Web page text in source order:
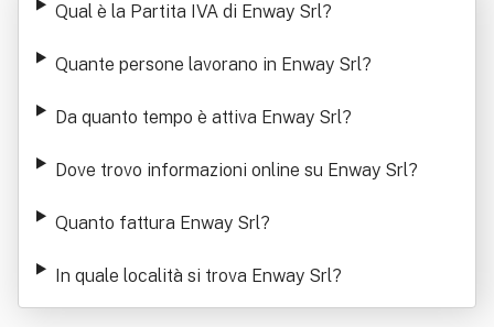
Qual è la Partita IVA di Enway Srl?
Quante persone lavorano in Enway Srl?
Da quanto tempo è attiva Enway Srl?
Dove trovo informazioni online su Enway Srl?
Quanto fattura Enway Srl?
In quale località si trova Enway Srl?